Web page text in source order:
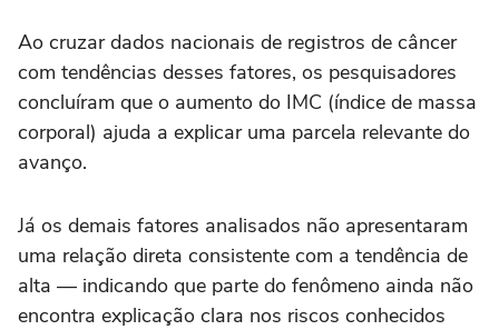
Ao cruzar dados nacionais de registros de câncer
com tendências desses fatores, os pesquisadores
concluíram que o aumento do IMC (índice de massa
corporal) ajuda a explicar uma parcela relevante do
avanço.
Já os demais fatores analisados não apresentaram
uma relação direta consistente com a tendência de
alta — indicando que parte do fenômeno ainda não
encontra explicação clara nos riscos conhecidos